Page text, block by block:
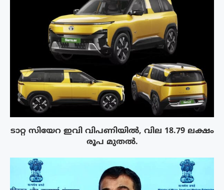
ടാറ്റ സിയേറ ഇവി വിപണിയിൽ, വില 18.79 ലക്ഷം
രൂപ മുതൽ.